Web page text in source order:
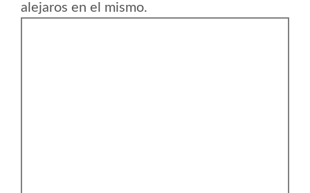
alejaros en el mismo.